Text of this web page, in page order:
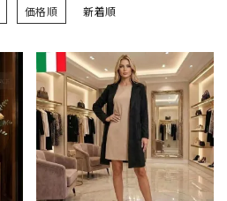
価格順 新着順